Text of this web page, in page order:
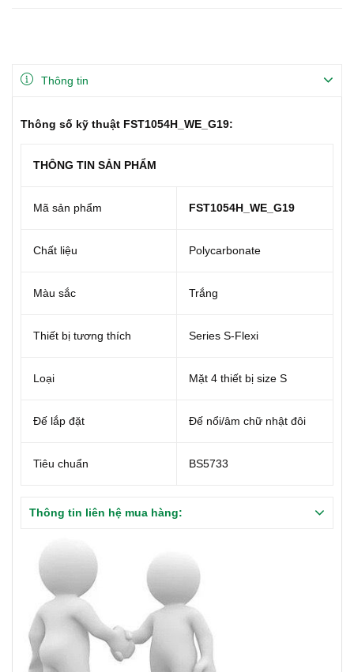
Thông tin
Thông số kỹ thuật FST1054H_WE_G19:
THÔNG TIN SẢN PHẨM
Mã sản phẩm FST1054H_WE_G19
Chất liệu Polycarbonate
Màu sắc Trắng
Thiết bị tương thích Series S-Flexi
Loại Mặt 4 thiết bị size S
Đế lắp đặt Đế nổi/âm chữ nhật đôi
Tiêu chuẩn BS5733
Thông tin liên hệ mua hàng: